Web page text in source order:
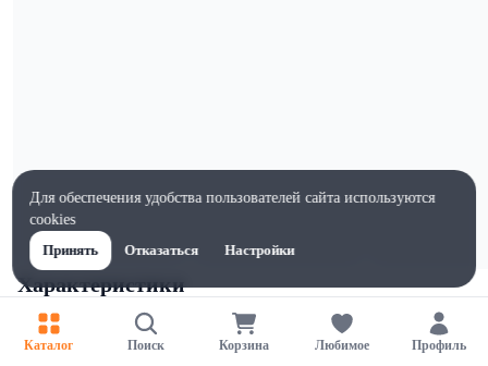
Характеристики
Ширина, мм
220
Каталог Поиск Корзина Любимое Профиль
Для обеспечения удобства пользователей сайта используются
cookies
Принять
Отказаться Настройки